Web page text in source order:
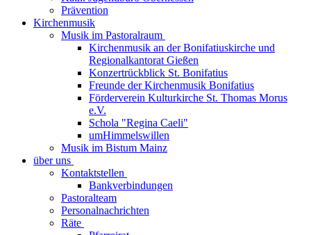
Prävention
Kirchenmusik
Musik im Pastoralraum
Kirchenmusik an der Bonifatiuskirche und
Regionalkantorat Gießen
Konzertrückblick St. Bonifatius
Freunde der Kirchenmusik Bonifatius
Förderverein Kulturkirche St. Thomas Morus
e.V.
Schola "Regina Caeli"
umHimmelswillen
Musik im Bistum Mainz
über uns
Kontaktstellen
Bankverbindungen
Pastoralteam
Personalnachrichten
Räte